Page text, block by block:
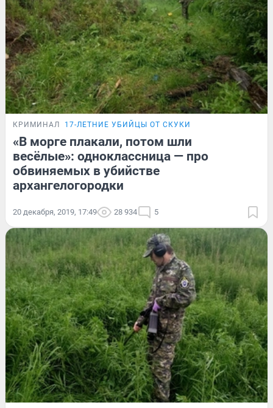
КРИМИНАЛ 17-ЛЕТНИЕ УБИЙЦЫ ОТ СКУКИ
«В морге плакали, потом шли
весёлые»: одноклассница — про
обвиняемых в убийстве
архангелогородки
20 декабря, 2019, 17:49 28 934 5